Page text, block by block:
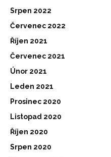
Srpen 2022
Červenec 2022
Říjen 2021
Červenec 2021
Únor 2021
Leden 2021
Prosinec 2020
Listopad 2020
Říjen 2020
Srpen 2020